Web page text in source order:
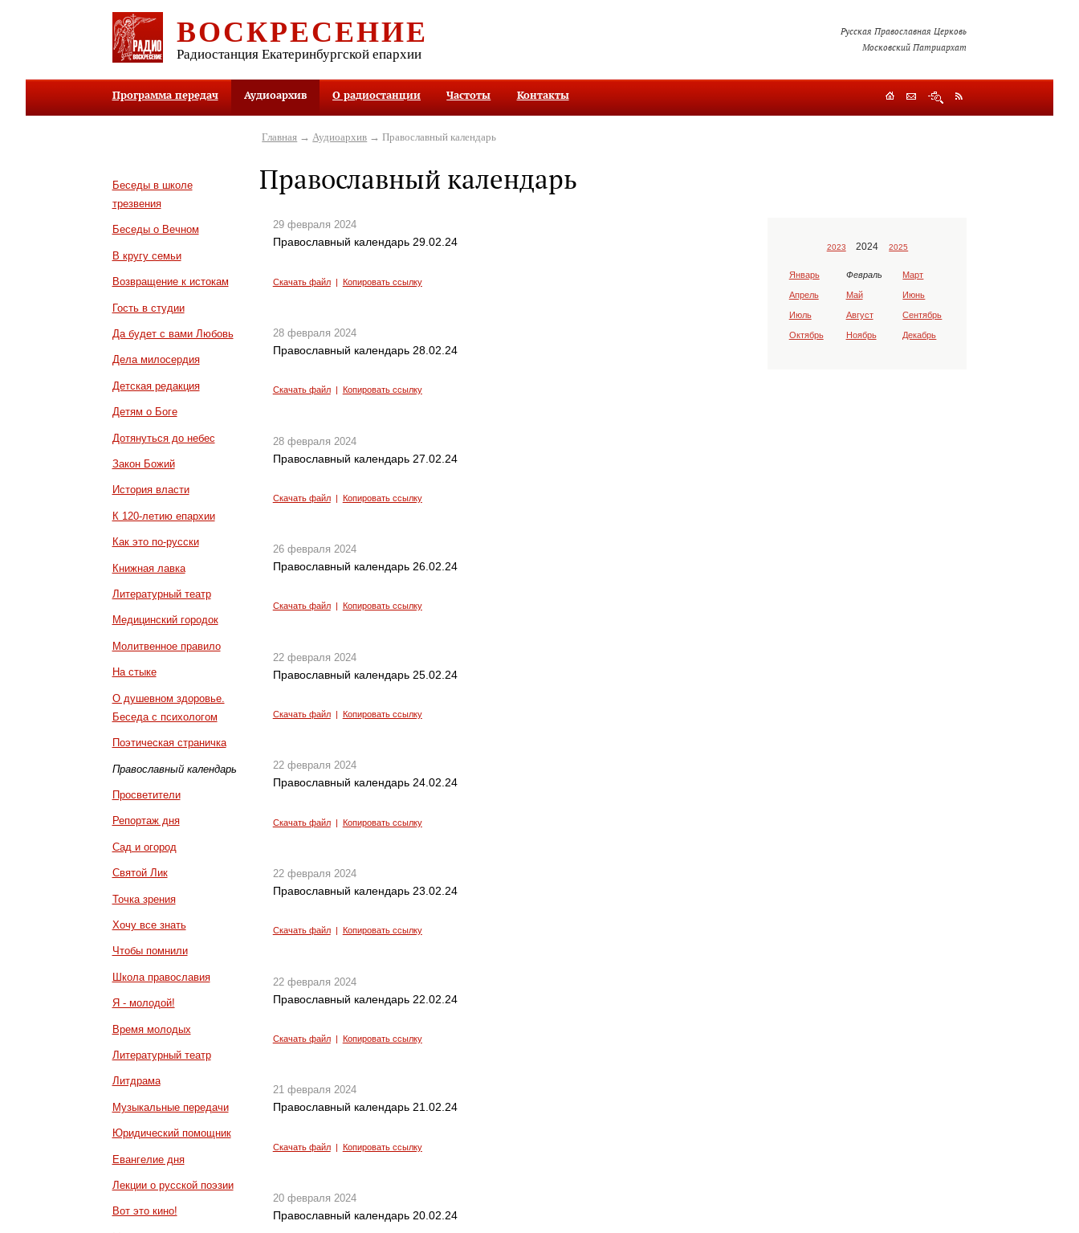
ВОСКРЕСЕНИЕ
Радиостанция Екатеринбургской епархии
Русская Православная Церковь
Московский Патриархат
Программа передач Аудиоархив О радиостанции Частоты Контакты
Беседы в школе
трезвения
Беседы о Вечном
В кругу семьи
Возвращение к истокам
Гость в студии
Да будет с вами Любовь
Дела милосердия
Детская редакция
Детям о Боге
Дотянуться до небес
Закон Божий
История власти
К 120-летию епархии
Как это по-русски
Книжная лавка
Литературный театр
Медицинский городок
Молитвенное правило
На стыке
О душевном здоровье.
Беседа с психологом
Поэтическая страничка
Православный календарь
Просветители
Репортаж дня
Сад и огород
Святой Лик
Точка зрения
Хочу все знать
Чтобы помнили
Школа православия
Я - молодой!
Время молодых
Литературный театр
Литдрама
Музыкальные передачи
Юридический помощник
Евангелие дня
Лекции о русской поэзии
Вот это кино!
Главная → Аудиоархив → Православный календарь
Православный календарь
29 февраля 2024
Православный календарь 29.02.24
Скачать файл| Копировать ссылку
28 февраля 2024
Православный календарь 28.02.24
Скачать файл| Копировать ссылку
28 февраля 2024
Православный календарь 27.02.24
Скачать файл| Копировать ссылку
26 февраля 2024
Православный календарь 26.02.24
Скачать файл| Копировать ссылку
22 февраля 2024
Православный календарь 25.02.24
Скачать файл| Копировать ссылку
22 февраля 2024
Православный календарь 24.02.24
Скачать файл| Копировать ссылку
22 февраля 2024
Православный календарь 23.02.24
Скачать файл| Копировать ссылку
22 февраля 2024
Православный календарь 22.02.24
Скачать файл| Копировать ссылку
21 февраля 2024
Православный календарь 21.02.24
Скачать файл| Копировать ссылку
20 февраля 2024
Православный календарь 20.02.24
2023 2024 2025
Январь Февраль Март
Апрель Май Июнь
Июль Август Сентябрь
Октябрь Ноябрь Декабрь